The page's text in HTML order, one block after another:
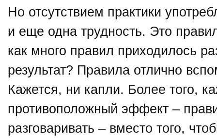
Но отсутствием практики
и еще одна трудность. Это
как много правил приходилось
результат? Правила отлично
Кажется, ни капли. Более того,
противоположный эффект –
разговаривать – вместо того,